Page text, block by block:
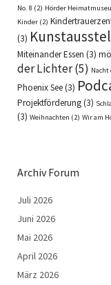
No. 8 (2) Hörder
Kinder (2)
(3)
Miteinander Essen (3)
der Lichter(5) Nacht
Phoenix See(3)
Projektförderung(3)
(3) Weihnachten (2) Wir am
Archiv Forum
Juli 2026
Juni 2026
Mai 2026
April 2026
März 2026